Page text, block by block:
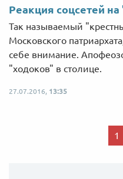
Реакция соцсетей
Так называемый
Московского
себе внимание.
"ходоков" в столице.
27.07.2016, 13:35
1